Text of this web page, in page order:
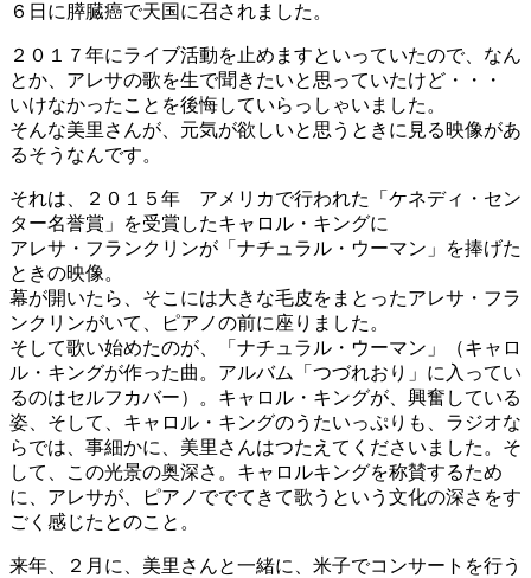
６日に膵臓癌で天国に召されました。
２０１７年にライブ活動を止めますといっていたので、なん
とか、アレサの歌を生で聞きたいと思っていたけど・・・
いけなかったことを後悔していらっしゃいました。
そんな美里さんが、元気が欲しいと思うときに見る映像があ
るそうなんです。
それは、２０１５年 アメリカで行われた「ケネディ・セン
ター名誉賞」を受賞したキャロル・キングに
アレサ・フランクリンが「ナチュラル・ウーマン」を捧げた
ときの映像。
幕が開いたら、そこには大きな毛皮をまとったアレサ・フラ
ンクリンがいて、ピアノの前に座りました。
そして歌い始めたのが、「ナチュラル・ウーマン」（キャロ
ル・キングが作った曲。アルバム「つづれおり」に入ってい
るのはセルフカバー）。キャロル・キングが、興奮している
姿、そして、キャロル・キングのうたいっぷりも、ラジオな
らでは、事細かに、美里さんはつたえてくださいました。そ
して、この光景の奥深さ。キャロルキングを称賛するため
に、アレサが、ピアノででてきて歌うという文化の深さをす
ごく感じたとのこと。
来年、２月に、美里さんと一緒に、米子でコンサートを行う